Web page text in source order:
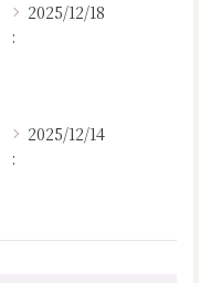
2025/12/18
:
2025/12/14
: